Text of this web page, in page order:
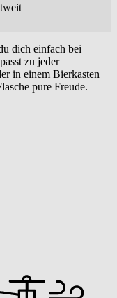
dich einfach bei
zu jeder
in einem Bierkasten
pure Freude.